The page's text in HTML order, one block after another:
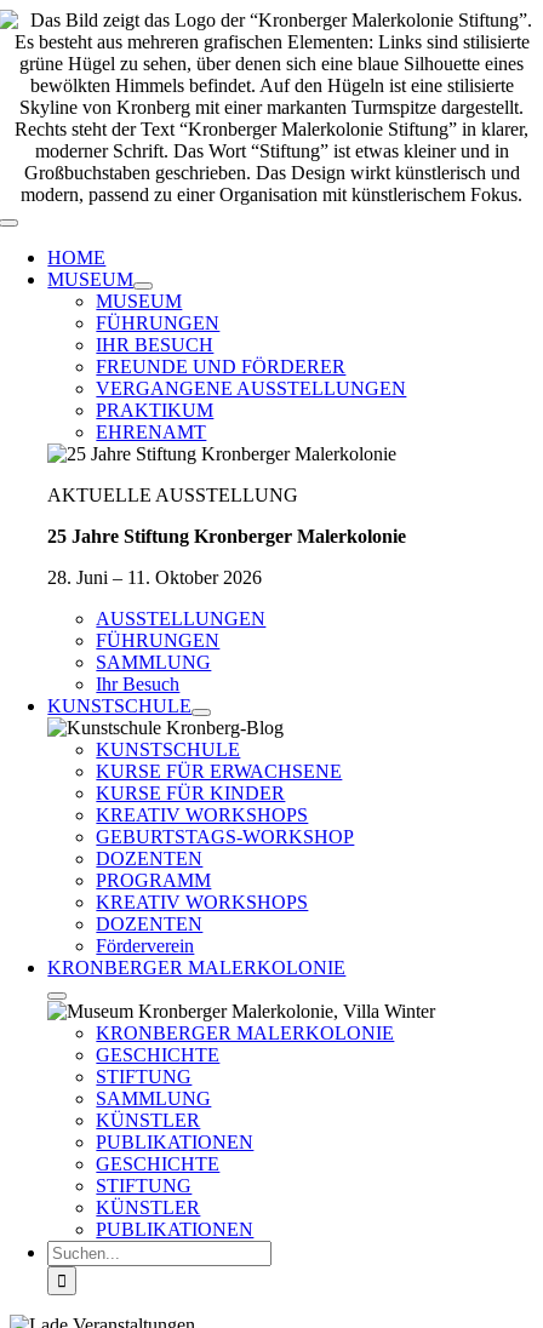
Zum
Inhalt
springen
Toggle
Navigation
HOME
MUSEUM
MUSEUM
FÜHRUNGEN
IHR BESUCH
FREUNDE UND FÖRDERER
VERGANGENE AUSSTELLUNGEN
PRAKTIKUM
EHRENAMT
AKTUELLE AUSSTELLUNG
25 Jahre Stiftung Kronberger Malerkolonie
28. Juni – 11. Oktober 2026
AUSSTELLUNGEN
FÜHRUNGEN
SAMMLUNG
Ihr Besuch
KUNSTSCHULE
KUNSTSCHULE
KURSE FÜR ERWACHSENE
KURSE FÜR KINDER
KREATIV WORKSHOPS
GEBURTSTAGS-WORKSHOP
DOZENTEN
PROGRAMM
KREATIV WORKSHOPS
DOZENTEN
Förderverein
KRONBERGER MALERKOLONIE
KRONBERGER MALERKOLONIE
GESCHICHTE
STIFTUNG
SAMMLUNG
KÜNSTLER
PUBLIKATIONEN
GESCHICHTE
STIFTUNG
KÜNSTLER
PUBLIKATIONEN
Suche
nach: